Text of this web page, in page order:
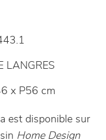
LANGRES
x P56 cm
est disponible sur
Home Design